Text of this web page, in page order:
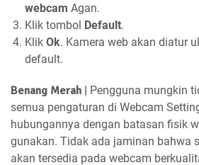
webcam Agan.
Klik tombol Default.
Klik Ok. Kamera web akan diatur
default.
Benang Merah | Pengguna mungkin
semua pengaturan di Webcam
hubungannya dengan batasan fisik
gunakan. Tidak ada jaminan bahwa
akan tersedia pada webcam